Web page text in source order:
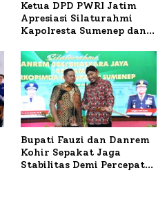
Ketua DPD PWRI Jatim
Apresiasi Silaturahmi
Kapolresta Sumenep dan
Ideal Polri-Pers
Bupati Fauzi dan Danrem
Kohir Sepakat Jaga
Stabilitas Demi Percepat